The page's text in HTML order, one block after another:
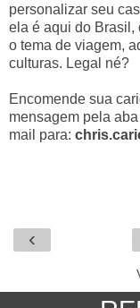
personalizar seu
ela é aqui do Brasil,
o tema de viagem,
culturas. Legal né?
Encomende sua
mensagem pela aba
mail para:
‹